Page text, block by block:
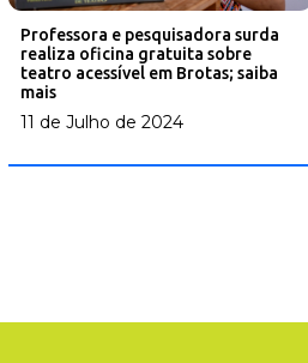
Professora e pesquisadora surda
realiza oficina gratuita sobre
teatro acessível em Brotas; saiba
mais
11 de Julho de 2024